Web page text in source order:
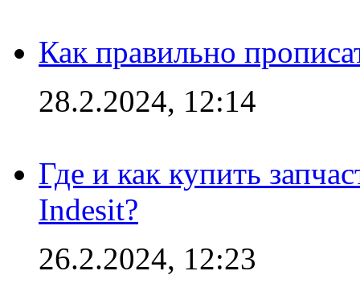
Как правильно
28.2.2024, 12:14
Где и как купить
Indesit?
26.2.2024, 12:23